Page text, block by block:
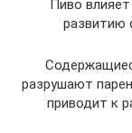
Пиво
развитию
разрушают
приводит к